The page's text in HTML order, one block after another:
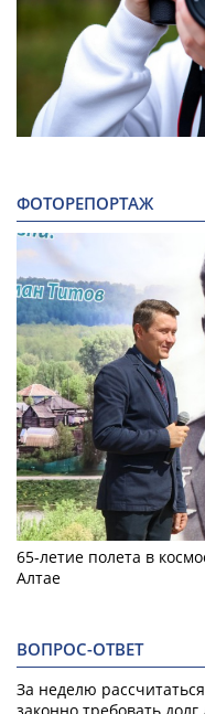
ФОТОРЕПОРТАЖ
65-летие полета в
Алтае
ВОПРОС-ОТВЕТ
За неделю